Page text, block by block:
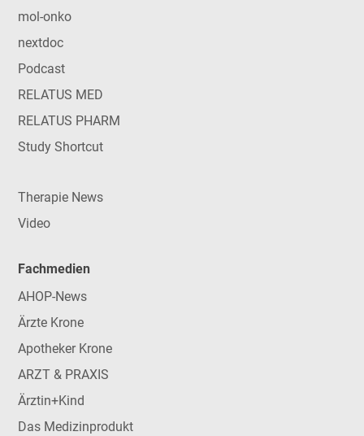
mol-onko
nextdoc
Podcast
RELATUS MED
RELATUS PHARM
Study Shortcut
Therapie News
Video
Fachmedien
AHOP-News
Ärzte Krone
Apotheker Krone
ARZT & PRAXIS
Ärztin+Kind
Das Medizinprodukt